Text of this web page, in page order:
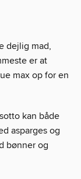
dejlig mad,
er at
max op for en
kan både
asparges og
bønner og